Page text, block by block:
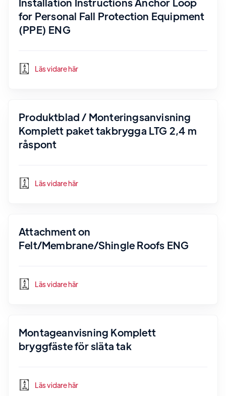
for Personal Fall Protection Equipment
(PPE) ENG
Läs vidare här
Produktblad / Monteringsanvisning
Komplett paket takbrygga LTG 2,4 m
råspont
Läs vidare här
Attachment on
Felt/Membrane/Shingle Roofs ENG
Läs vidare här
Montageanvisning Komplett
bryggfäste för släta tak
Läs vidare här